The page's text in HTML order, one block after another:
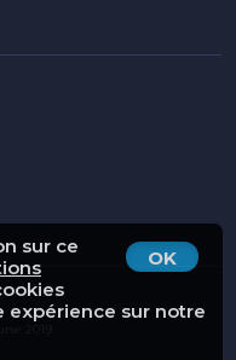
OK
sur ce
expérience sur notre